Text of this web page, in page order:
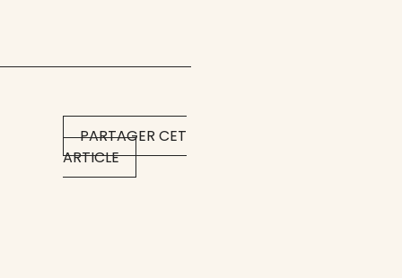
PARTAGER CET
ARTICLE